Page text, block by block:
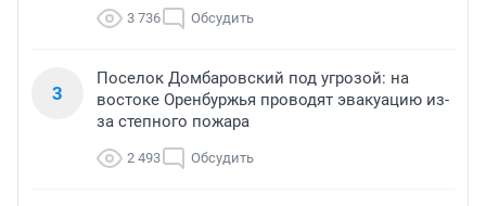
3 736 Обсудить
3
Поселок Домбаровский под угрозой: на
востоке Оренбуржья проводят эвакуацию из-
за степного пожара
2 493 Обсудить